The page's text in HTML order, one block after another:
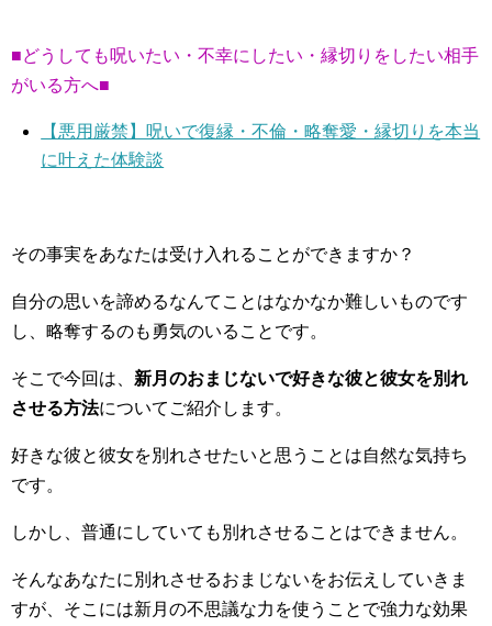
■どうしても呪いたい・不幸にしたい・縁切りをしたい相手
がいる方へ■
【悪用厳禁】呪いで復縁・不倫・略奪愛・縁切りを本当
に叶えた体験談
その事実をあなたは受け入れることができますか？
自分の思いを諦めるなんてことはなかなか難しいものです
し、略奪するのも勇気のいることです。
そこで今回は、 新月のおまじないで好きな彼と彼女を別れ
させる方法についてご紹介します。
好きな彼と彼女を別れさせたいと思うことは自然な気持ち
です。
しかし、普通にしていても別れさせることはできません。
そんなあなたに別れさせるおまじないをお伝えしていきま
すが、そこには新月の不思議な力を使うことで強力な効果